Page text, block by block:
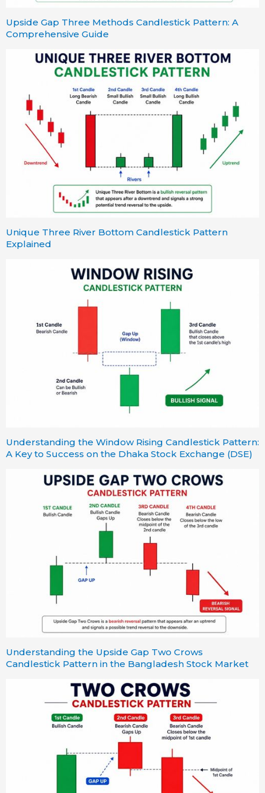
Upside Gap Three Methods Candlestick Pattern: A
Comprehensive Guide
Unique Three River Bottom Candlestick Pattern
Explained
Understanding the Window Rising Candlestick Pattern:
A Key to Success on the Dhaka Stock Exchange (DSE)
Understanding the Upside Gap Two Crows
Candlestick Pattern in the Bangladesh Stock Market